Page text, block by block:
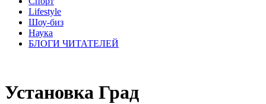
Lifestyle
Шоу-биз
Наука
БЛОГИ ЧИТАТЕЛЕЙ
Установка Град